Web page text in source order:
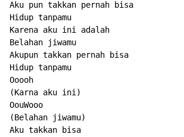
Aku pun takkan pernah bisa
Hidup tanpamu
Karena aku ini adalah
Belahan jiwamu
Akupun takkan pernah bisa
Hidup tanpamu
Ooooh
(Karna aku ini)
OouWooo
(Belahan jiwamu)
Aku takkan bisa